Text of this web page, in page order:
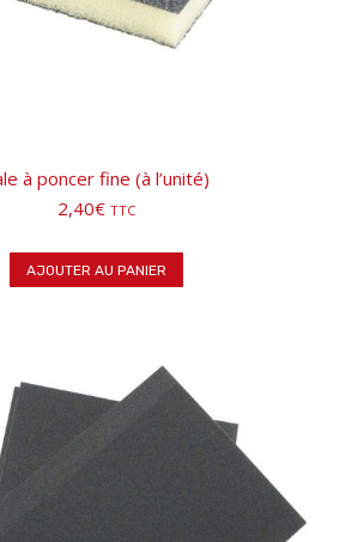
à poncer fine (à l’unité)
2,40€ TTC
AJOUTER AU PANIER